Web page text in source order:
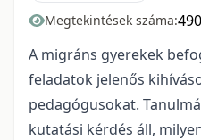
Megtekintések száma:490
A migráns gyerekek
feladatok jelenős
pedagógusokat.
kutatási kérdés áll,